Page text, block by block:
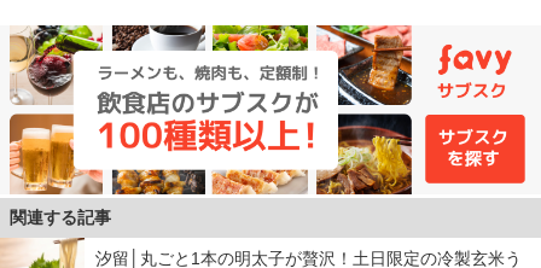
関連する記事
汐留│丸ごと1本の明太子が贅沢！土日限定の冷製玄米う